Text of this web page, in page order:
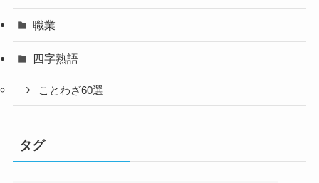
職業
四字熟語
ことわざ60選
タグ